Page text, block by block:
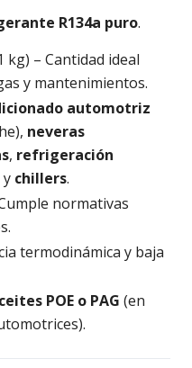
R134a puro.
kg) – Cantidad ideal
y mantenimientos.
automotriz
neveras
, refrigeración
y chillers.
normativas
termodinámica y baja
POE o PAG (en